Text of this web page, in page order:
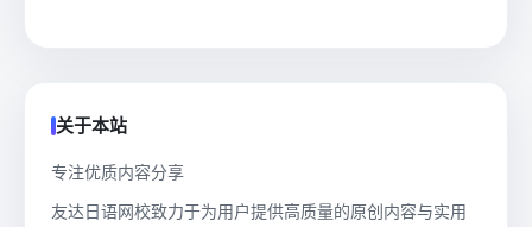
关于本站
专注优质内容分享
友达日语网校致力于为用户提供高质量的原创内容与实用